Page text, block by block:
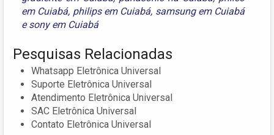
em Cuiabá, philips em Cuiabá, samsung em Cuiabá
esony em Cuiabá
Pesquisas Relacionadas
Whatsapp Eletrônica Universal
Suporte Eletrônica Universal
Atendimento Eletrônica Universal
SAC Eletrônica Universal
Contato Eletrônica Universal